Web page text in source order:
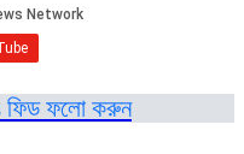
ফিড ফলো করুন